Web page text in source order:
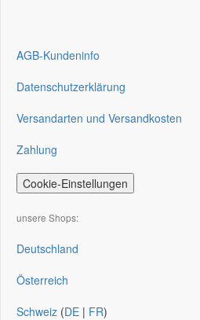
AGB-Kundeninfo
Datenschutzerklärung
Versandarten und Versandkosten
Zahlung
Cookie-Einstellungen
unsere Shops:
Deutschland
Österreich
Schweiz (DE | FR)